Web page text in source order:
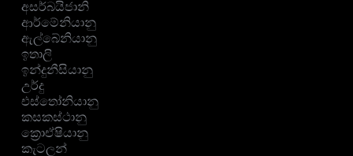
අසර්බයිජානි
ආර්මේනියානු
ඇල්බේනියානු
ඉතාලි
ඉන්දුනීසියානු
උර්දු
එස්තෝනියානු
කසකස්ථානු
ක්‍රොඒෂියානු
කැටලන්